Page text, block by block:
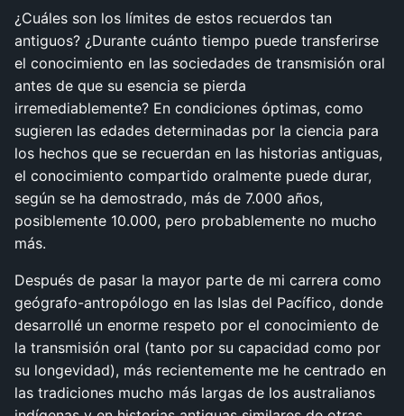
¿Cuáles son los límites de estos recuerdos tan
antiguos? ¿Durante cuánto tiempo puede transferirse
el conocimiento en las sociedades de transmisión oral
antes de que su esencia se pierda
irremediablemente? En condiciones óptimas, como
sugieren las edades determinadas por la ciencia para
los hechos que se recuerdan en las historias antiguas,
el conocimiento compartido oralmente puede durar,
según se ha demostrado, más de 7.000 años,
posiblemente 10.000, pero probablemente no mucho
más.
Después de pasar la mayor parte de mi carrera como
geógrafo-antropólogo en las Islas del Pacífico, donde
desarrollé un enorme respeto por el conocimiento de
la transmisión oral (tanto por su capacidad como por
su longevidad), más recientemente me he centrado en
las tradiciones mucho más largas de los australianos